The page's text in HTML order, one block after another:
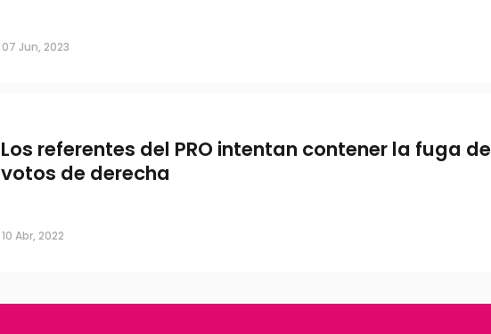
07 Jun, 2023
Los referentes del PRO intentan contener la fuga de
votos de derecha
10 Abr, 2022